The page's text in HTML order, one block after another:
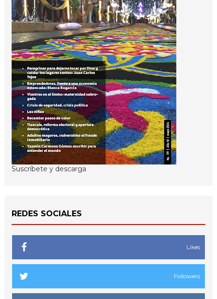
Suscríbete y descarga
REDES SOCIALES
Likes
Followers